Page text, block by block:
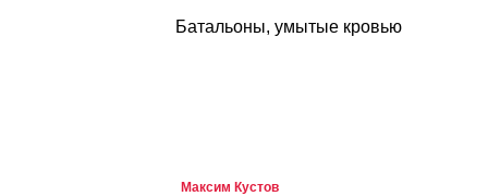
Батальоны, умытые кровью
Максим Кустов